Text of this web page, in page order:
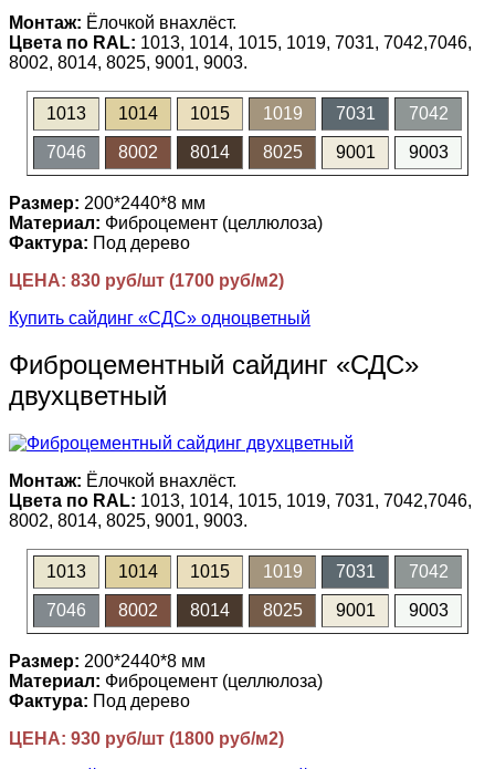
Монтаж: Ёлочкой внахлёст.
Цвета по RAL: 1013, 1014, 1015, 1019, 7031, 7042,7046,
8002, 8014, 8025, 9001, 9003.
1013 1014 1015 1019 7031 7042
7046 8002 8014 8025 9001 9003
Размер: 200*2440*8 мм
Материал: Фиброцемент (целлюлоза)
Фактура: Под дерево
ЦЕНА: 830 руб/шт (1700 руб/м2)
Купить сайдинг «СДС» одноцветный
Фиброцементный сайдинг «СДС»
двухцветный
Монтаж: Ёлочкой внахлёст.
Цвета по RAL: 1013, 1014, 1015, 1019, 7031, 7042,7046,
8002, 8014, 8025, 9001, 9003.
1013 1014 1015 1019 7031 7042
7046 8002 8014 8025 9001 9003
Размер: 200*2440*8 мм
Материал: Фиброцемент (целлюлоза)
Фактура: Под дерево
ЦЕНА: 930 руб/шт (1800 руб/м2)